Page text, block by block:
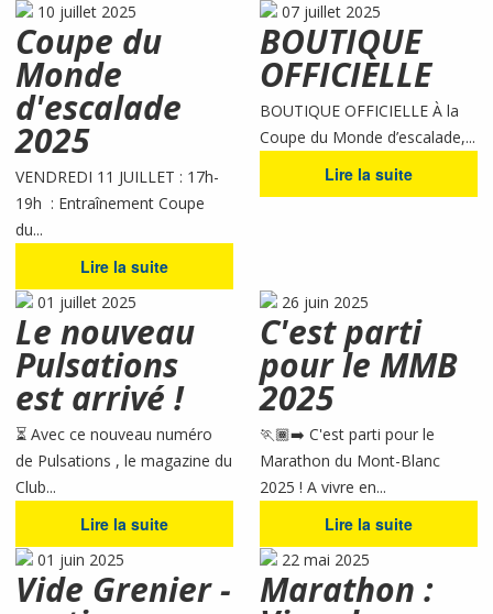
10 juillet 2025
Coupe du
Monde
d'escalade
2025
VENDREDI 11 JUILLET : 17h-
19h : Entraînement Coupe
du...
Lire la suite
07 juillet 2025
BOUTIQUE
OFFICIELLE
BOUTIQUE OFFICIELLE À la
Coupe du Monde d’escalade,...
Lire la suite
01 juillet 2025
Le nouveau
Pulsations
est arrivé !
⏳ Avec ce nouveau numéro
de Pulsations , le magazine du
Club...
Lire la suite
26 juin 2025
C'est parti
pour le MMB
2025
🏃🏾‍➡️ C'est parti pour le
Marathon du Mont-Blanc
2025 ! A vivre en...
Lire la suite
01 juin 2025
Vide Grenier -
22 mai 2025
Marathon :